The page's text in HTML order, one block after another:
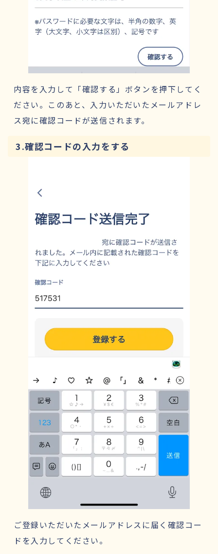
内容を入力して「確認する」ボタンを押下してく
ださい。このあと、入力いただいたメールアドレ
ス宛に確認コードが送信されます。
3.確認コードの入力をする
ご登録いただいたメールアドレスに届く確認コー
ドを入力してください。